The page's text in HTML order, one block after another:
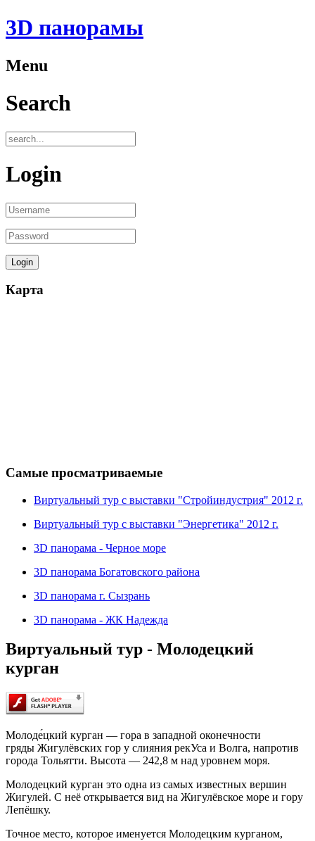
3D панорамы
Menu
Search
Login
Карта
Самые просматриваемые
Виртуальный тур с выставки "Стройиндустрия" 2012 г.
Виртуальный тур с выставки "Энергетика" 2012 г.
3D панорама - Черное море
3D панорама Богатовского района
3D панорама г. Сызрань
3D панорама - ЖК Надежда
Виртуальный тур - Молодецкий
курган
Молоде́цкий курган — гора в западной оконечности
гряды Жигулёвских гор у слияния рекУса и Волга, напротив
города Тольятти. Высота — 242,8 м над уровнем моря.
Молодецкий курган это одна из самых известных вершин
Жигулей. С неё открывается вид на Жигулёвское море и гору
Лепёшку.
Точное место, которое именуется Молодецким курганом,